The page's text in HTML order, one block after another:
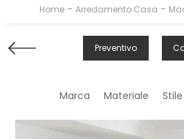
Home- Arredamento Casa -
Preventivo
Marca Materiale Stile